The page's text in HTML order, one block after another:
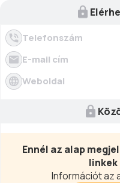
Telefonszám
E-mail cím
Weboldal
Ennél az alap
linkek
Információt az